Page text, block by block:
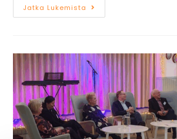
Jatka Lukemista